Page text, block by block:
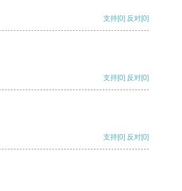
支持[0] 反对[0]
支持[0] 反对[0]
支持[0] 反对[0]